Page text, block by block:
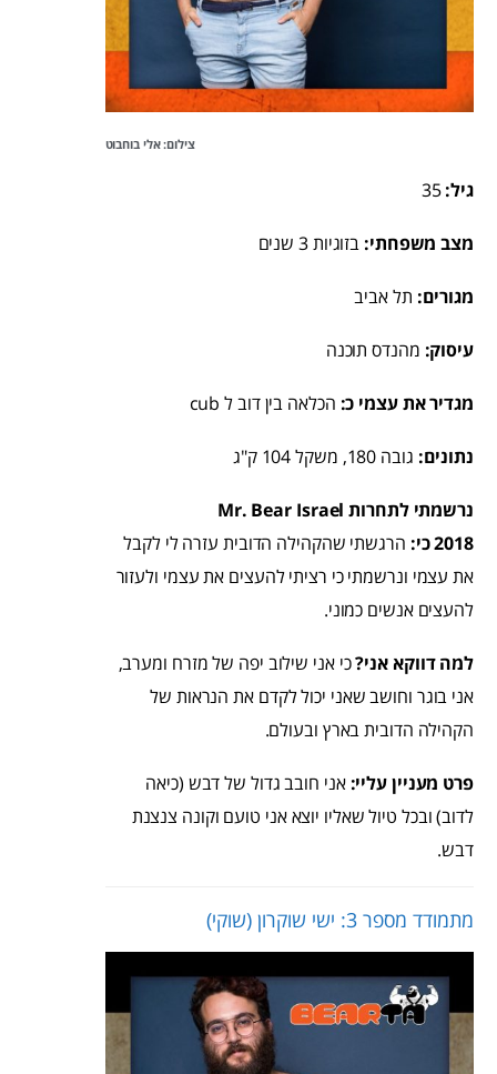
צילום: אלי בוחבוט
גיל:35
מצב משפחתי: בזוגיות 3 שנים
מגורים: תל אביב
עיסוק: מהנדס תוכנה
מגדיר את עצמי כ: הכלאה בין דוב ל cub
נתונים: גובה 180, משקל 104 ק"ג
נרשמתי לתחרות Mr. Bear Israel
2018 כי:
הרגשתי שהקהילה הדובית עזרה לי לקבל
את עצמי ונרשמתי כי רציתי להעצים את עצמי ולעזור
להעצים אנשים כמוני.
למה דווקא אני?כי אני שילוב יפה של מזרח ומערב,
אני בוגר וחושב שאני יכול לקדם את הנראות של
הקהילה הדובית בארץ ובעולם.
פרט מעניין עליי: אני חובב גדול של דבש (כיאה
לדוב) ובכל טיול שאליו יוצא אני טועם וקונה צנצנת
דבש.
מתמודד מספר 3: ישי שוקרון (שוקי)